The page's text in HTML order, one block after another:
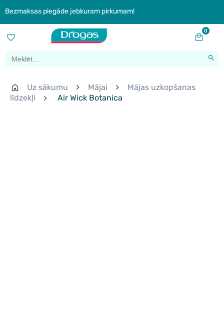
Bezmaksas piegāde jebkuram pirkumam!
0
Uz sākumu Mājai
Mājas uzkopšanas
līdzekļi
Air Wick Botanica